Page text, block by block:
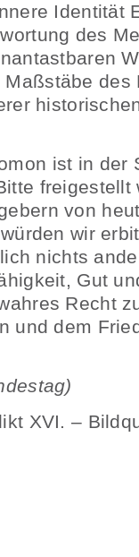
Identität
des
ist in der
freigestellt
von
wir
nichts
Gut
Recht
und dem
XVI. –